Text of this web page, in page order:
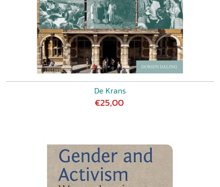
De Krans
€25,00